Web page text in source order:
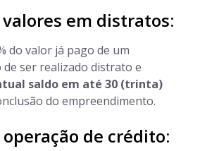
em distratos:
do valor já pago de um
ser realizado distrato e
saldo em até 30 (trinta)
do empreendimento.
de crédito: